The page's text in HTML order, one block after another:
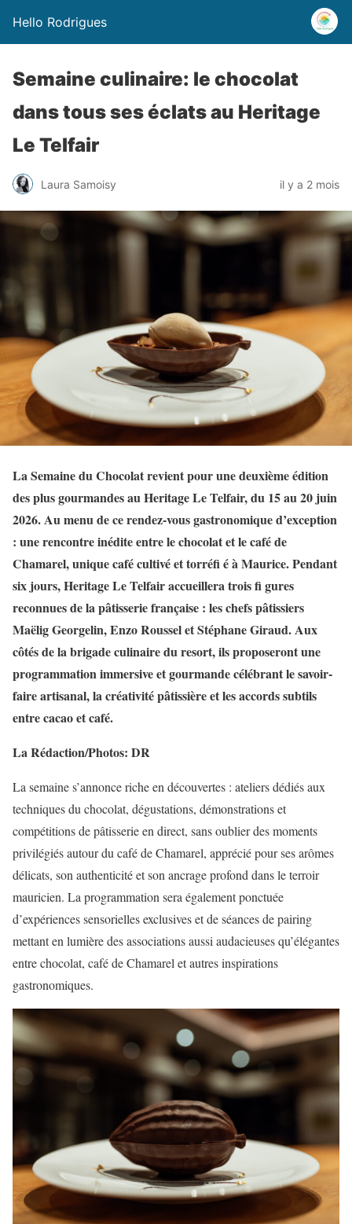
Hello Rodrigues
Semaine culinaire: le chocolat
dans tous ses éclats au Heritage
Le Telfair
Laura Samoisy il y a 2 mois
La Semaine du Chocolat revient pour une deuxième édition
des plus gourmandes au Heritage Le Telfair, du 15 au 20 juin
2026. Au menu de ce rendez-vous gastronomique d’exception
: une rencontre inédite entre le chocolat et le café de
Chamarel, unique café cultivé et torréfi é à Maurice. Pendant
six jours, Heritage Le Telfair accueillera trois fi gures
reconnues de la pâtisserie française : les chefs pâtissiers
Maëlig Georgelin, Enzo Roussel et Stéphane Giraud. Aux
côtés de la brigade culinaire du resort, ils proposeront une
programmation immersive et gourmande célébrant le savoir-
faire artisanal, la créativité pâtissière et les accords subtils
entre cacao et café.
La Rédaction/Photos: DR
La semaine s’annonce riche en découvertes : ateliers dédiés aux
techniques du chocolat, dégustations, démonstrations et
compétitions de pâtisserie en direct, sans oublier des moments
privilégiés autour du café de Chamarel, apprécié pour ses arômes
délicats, son authenticité et son ancrage profond dans le terroir
mauricien. La programmation sera également ponctuée
d’expériences sensorielles exclusives et de séances de pairing
mettant en lumière des associations aussi audacieuses qu’élégantes
entre chocolat, café de Chamarel et autres inspirations
gastronomiques.